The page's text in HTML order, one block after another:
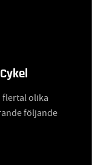
flertal olika
följande